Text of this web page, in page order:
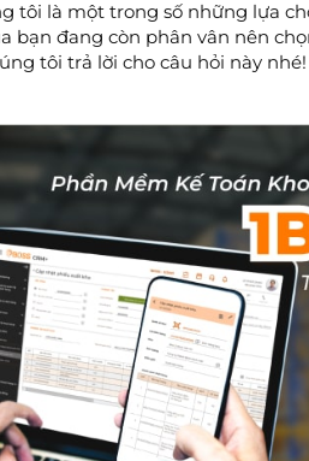
tôi là một trong số những lựa
bạn đang còn phân vân nên
tôi trả lời cho câu hỏi này nhé!